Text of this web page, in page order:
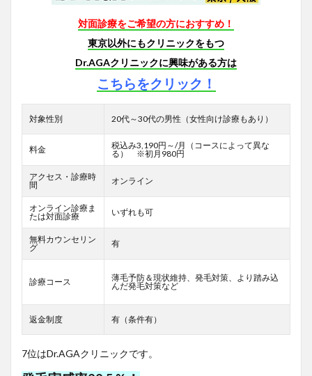
対面診療をご希望の方におすすめ！
東京以外にもクリニックをもつ
Dr.AGAクリニックに興味がある方は
こちらをクリック！
対象性別 20代～30代の男性（女性向け診療もあり）
料金
税込み3,190円～/月（コースによって異な
る） ※初月980円
アクセス・診療時
間
オンライン
オンライン診療ま
たは対面診療
いずれも可
無料カウンセリン
グ
有
診療コース
薄毛予防＆現状維持、発毛対策、より踏み込
んだ発毛対策など
返金制度 有（条件有）
7位はDr.AGAクリニックです。